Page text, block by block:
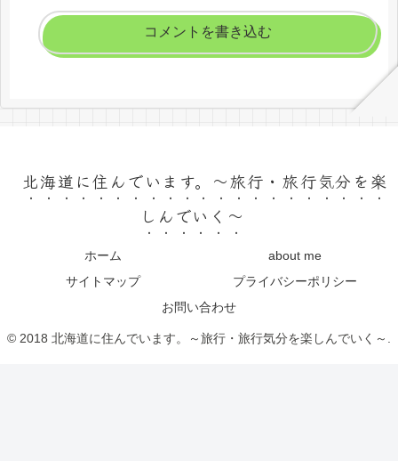
コメントを書き込む
北海道に住んでいます。～旅行・旅行気分を楽
しんでいく～
ホーム
about me
サイトマップ
プライバシーポリシー
お問い合わせ
© 2018 北海道に住んでいます。～旅行・旅行気分を楽しんでいく～.